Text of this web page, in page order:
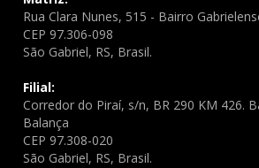
Rua Clara Nunes, 515 - Bairro
CEP 97.306-098
São Gabriel, RS, Brasil.
Filial:
Corredor do Piraí, s/n, BR 290 KM 426.
Balança
CEP 97.308-020
São Gabriel, RS, Brasil.